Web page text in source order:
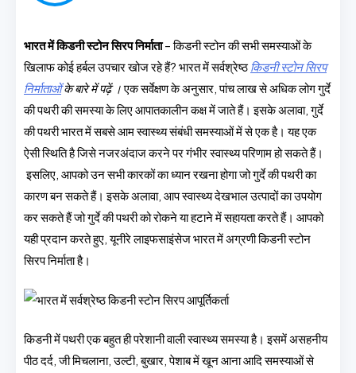
भारत में किडनी स्टोन सिरप निर्माता– किडनी स्टोन की सभी समस्याओं के
खिलाफ कोई हर्बल उपचार खोज रहे हैं? भारत में सर्वश्रेष्ठकिडनी स्टोन सिरप
निर्माताओंके बारे में पढ़ें ।एक सर्वेक्षण के अनुसार, पांच लाख से अधिक लोग गुर्दे
की पथरी की समस्या के लिए आपातकालीन कक्ष में जाते हैं। इसके अलावा, गुर्दे
की पथरी भारत में सबसे आम स्वास्थ्य संबंधी समस्याओं में से एक है। यह एक
ऐसी स्थिति है जिसे नजरअंदाज करने पर गंभीर स्वास्थ्य परिणाम हो सकते हैं।
इसलिए, आपको उन सभी कारकों का ध्यान रखना होगा जो गुर्दे की पथरी का
कारण बन सकते हैं। इसके अलावा, आप स्वास्थ्य देखभाल उत्पादों का उपयोग
कर सकते हैं जो गुर्दे की पथरी को रोकने या हटाने में सहायता करते हैं। आपको
यही प्रदान करते हुए,यूनीरे लाइफसाइंसेजभारत में अग्रणी किडनी स्टोन
सिरप निर्माता है।
किडनी में पथरी एक बहुत ही परेशानी वाली स्वास्थ्य समस्या है। इसमें असहनीय
पीठ दर्द, जी मिचलाना, उल्टी, बुखार, पेशाब में खून आना आदि समस्याओं से